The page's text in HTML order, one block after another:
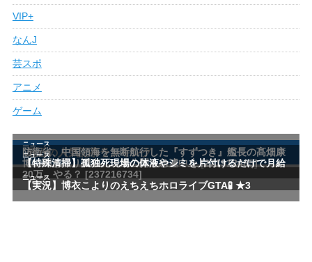
VIP+
なんJ
芸スポ
アニメ
ゲーム
最近の人気記事ランキング